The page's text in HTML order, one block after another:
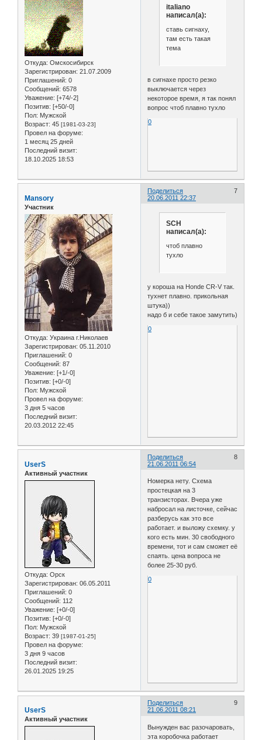
Откуда: Омскосибирск
Зарегистрирован: 21.07.2009
Приглашений: 0
Сообщений: 6578
Уважение: [+74/-2]
Позитив: [+50/-0]
Пол: Мужской
Возраст: 45 [1981-03-23]
Провел на форуме:
1 месяц 25 дней
Последний визит:
18.10.2025 18:53
italiano
написал(а):
ставь сигнаху,
там есть такая
тема
в сигнахе просто резко
выключается через
некоторое время, я так понял
вопрос чтоб плавно тухло
0
Поделиться
7
20.06.2011 22:37
Mansory
Участник
Откуда: Украина г.Николаев
Зарегистрирован: 05.11.2010
Приглашений: 0
Сообщений: 87
Уважение: [+1/-0]
Позитив: [+0/-0]
Пол: Мужской
Провел на форуме:
3 дня 5 часов
Последний визит:
20.03.2012 22:45
SCH
написал(а):
чтоб плавно
тухло
у короша на Honde CR-V так.
тухнет плавно. прикольная
штука))
надо б и себе такое замутить)
0
Поделиться
8
21.06.2011 06:54
UserS
Активный участник
Откуда: Орск
Зарегистрирован: 06.05.2011
Приглашений: 0
Сообщений: 112
Уважение: [+0/-0]
Позитив: [+0/-0]
Пол: Мужской
Возраст: 39 [1987-01-25]
Провел на форуме:
3 дня 9 часов
Последний визит:
26.01.2025 19:25
Номерка нету. Схема
простецкая на 3
транзисторах. Вчера уже
набросал на листочке, сейчас
разберусь как это все
работает. и выложу схемку. у
кого есть мин. 30 свободного
времени, тот и сам сможет её
спаять. цена вопроса не
более 25-30 руб.
0
Поделиться
9
21.06.2011 08:21
UserS
Активный участник
Вынужден вас разочаровать,
эта коробочка работает